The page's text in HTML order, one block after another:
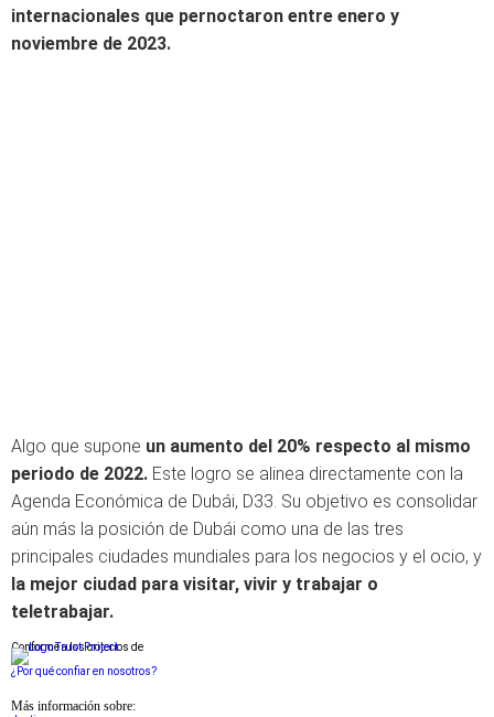
internacionales que pernoctaron entre enero y
noviembre de 2023.
Algo que supone un aumento del 20% respecto al mismo
periodo de 2022. Este logro se alinea directamente con la
Agenda Económica de Dubái, D33. Su objetivo es consolidar
aún más la posición de Dubái como una de las tres
principales ciudades mundiales para los negocios y el ocio, y
la mejor ciudad para visitar, vivir y trabajar o
teletrabajar.
Conforme a los criterios de
¿Por qué confiar en nosotros?
Más información sobre: